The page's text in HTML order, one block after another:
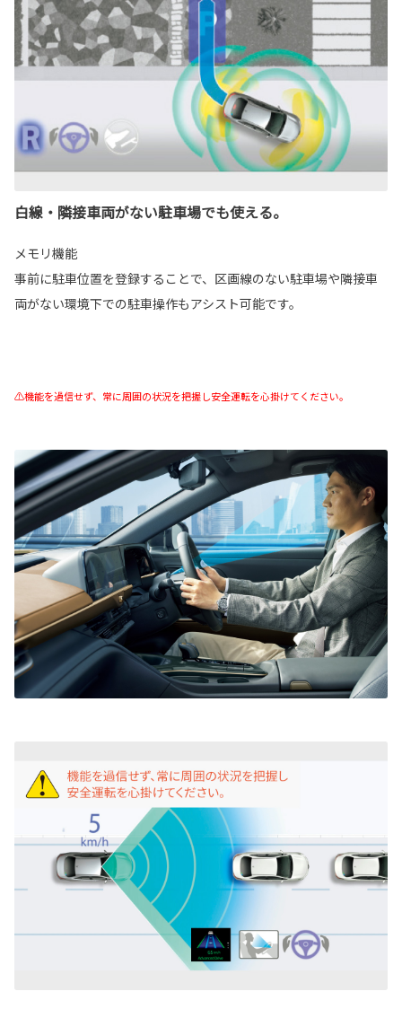
白線・隣接車両がない駐車場でも使える。
メモリ機能
事前に駐車位置を登録することで、区画線のない駐車場や隣接車
両がない環境下での駐車操作もアシスト可能です。
⚠機能を過信せず、常に周囲の状況を把握し安全運転を心掛けてください。